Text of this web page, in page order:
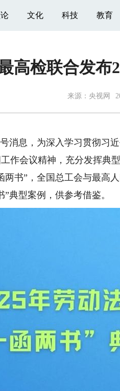
文化 科技 教育
高检联合发布
来源： 央视网
消息，为深入学习贯彻习
作会议精神，充分发挥典
书”，全国总工会与最高
典型案例，供参考借鉴。